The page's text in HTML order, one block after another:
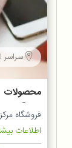
سراسر
محصولات
دستگاه
فروشگاه
اطلاعات